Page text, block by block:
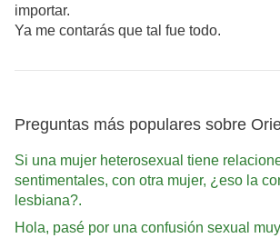
importar.
Ya me contarás que tal fue todo.
Preguntas más populares sobre
Si una mujer heterosexual tiene
sentimentales, con otra mujer, ¿eso la
lesbiana?.
Hola, pasé por una confusión sexual